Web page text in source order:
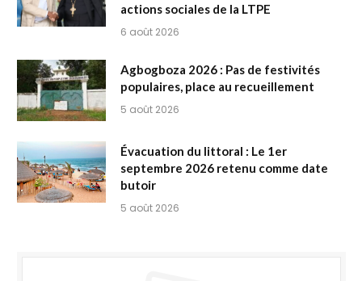
actions sociales de la LTPE
6 août 2026
Agbogboza 2026 : Pas de festivités
populaires, place au recueillement
5 août 2026
Évacuation du littoral : Le 1er
septembre 2026 retenu comme date
butoir
5 août 2026